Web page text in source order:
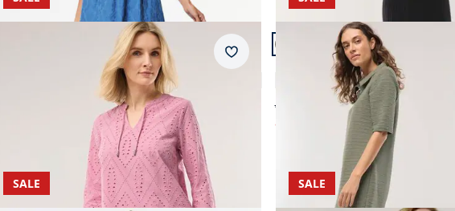
7 von 14.
199,99
(-50%)
Merkzettel
Artikel 8 von 14.
Polokleid mit Struktur
4,5 (15)
ab Fr. 159,99
ab (-50%)
SALE SALE